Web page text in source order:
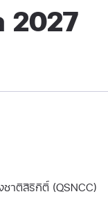
2027
าติสิริกิติ์ (QSNCC)